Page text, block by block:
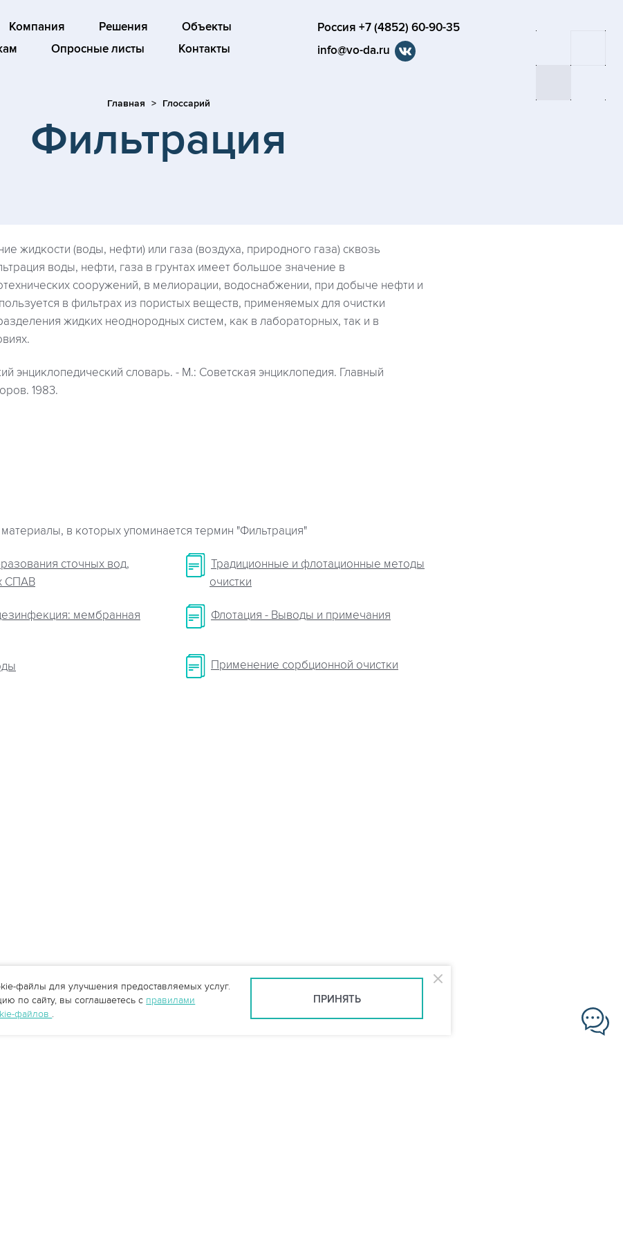
Компания Решения
Объекты
Опросные листы Контакты
Россия +7 (4852) 60-90-35
info@vo-da.ru
Главная Глоссарий
Фильтрация
жидкости (воды, нефти) или газа (воздуха, природного газа) сквозь
воды, нефти, газа в грунтах имеет большое значение в
сооружений, в мелиорации, водоснабжении, при добыче нефти и
в фильтрах из пористых веществ, применяемых для очистки
жидких неоднородных систем, как в лабораторных, так и в
энциклопедический словарь. - М.: Советская энциклопедия. Главный
1983.
в которых упоминается термин "Фильтрация"
сточных вод,
СПАВ
мембранная
Традиционные и флотационные методы
очистки
Флотация - Выводы и примечания
Применение сорбционной очистки
файлы для улучшения предоставляемых услуг.
по сайту, вы соглашаетесь с правилами
файлов .
ПРИНЯТЬ